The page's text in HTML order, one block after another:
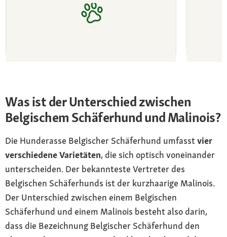
Was ist der Unterschied zwischen
Belgischem Schäferhund und Malinois?
Die Hunderasse Belgischer Schäferhund umfasst vier
verschiedene Varietäten, die sich optisch voneinander
unterscheiden. Der bekannteste Vertreter des
Belgischen Schäferhunds ist der kurzhaarige Malinois.
Der Unterschied zwischen einem Belgischen
Schäferhund und einem Malinois besteht also darin,
dass die Bezeichnung Belgischer Schäferhund den